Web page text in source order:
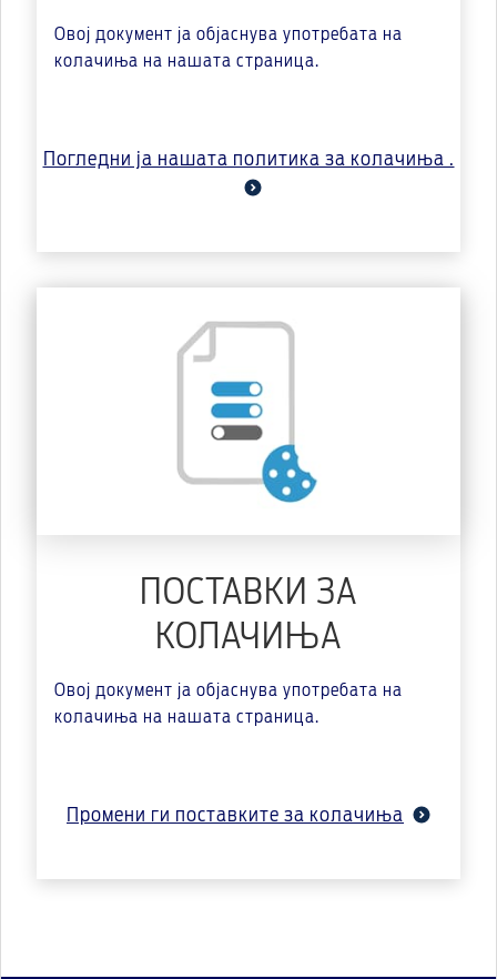
Овој документ ја објаснува употребата на
колачиња на нашата страница.
Погледни ја нашата политика за колачиња .
ПОСТАВКИ ЗА
КОЛАЧИЊА
Овој документ ја објаснува употребата на
колачиња на нашата страница.
Промени ги поставките за колачиња